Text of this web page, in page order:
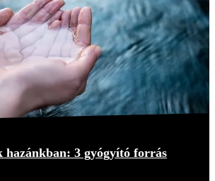
hazánkban: 3 gyógyító forrás